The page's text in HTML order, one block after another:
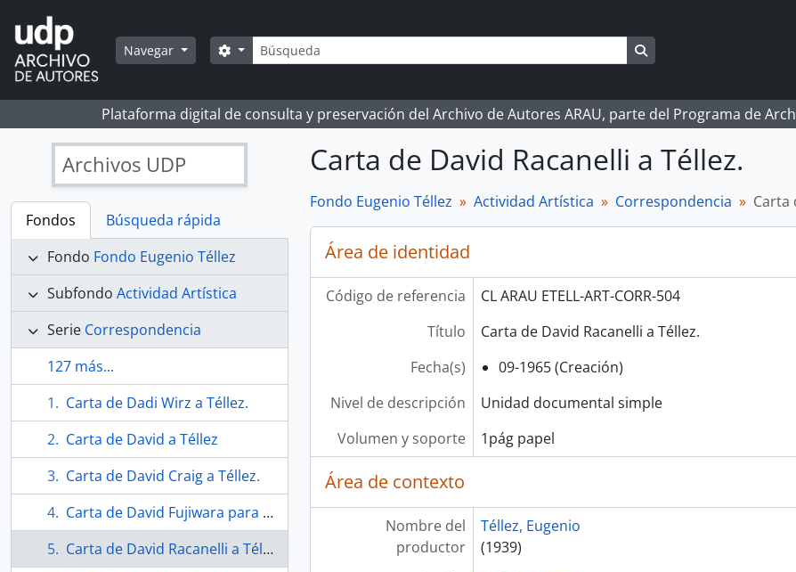
Skip to main content
Navegar Búsqueda
Search options
Plataforma digital de consulta y preservación del Archivo de Autores ARAU, parte del Programa de
Archivos UDP
Fondos
Búsqueda rápida
Fondo Fondo Eugenio Téllez
Subfondo Actividad Artística
Serie Correspondencia
127 más...
Carta de Dadi Wirz a Téllez.
Carta de David a Téllez
Carta de David Craig a Téllez.
Carta de David Fujiwara para Eugenio Téllez.
Carta de David Racanelli a Téllez.
Carta de David Racanelli a Téllez.
Fondo Eugenio Téllez Actividad Artística Correspondencia Carta
Área de identidad
Código de referencia
CL ARAU ETELL-ART-CORR-504
Título
Carta de David Racanelli a Téllez.
Fecha(s)
09-1965 (Creación)
Nivel de descripción
Unidad documental simple
Volumen y soporte
1pág papel
Área de contexto
Nombre del
productor
Téllez, Eugenio
(1939)